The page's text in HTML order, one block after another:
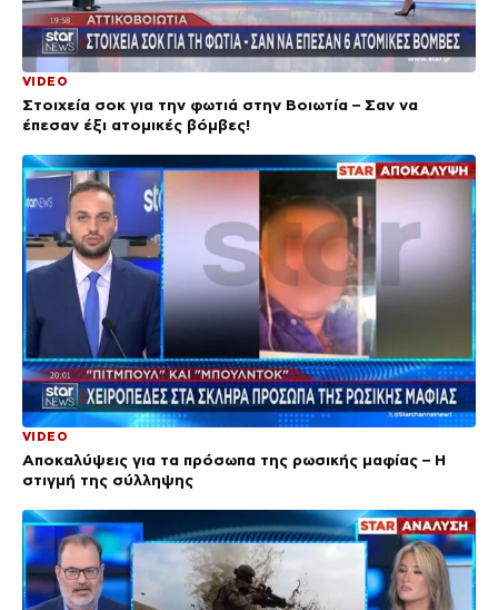
VIDEO
Στοιχεία σοκ για την φωτιά στην Βοιωτία – Σαν να
έπεσαν έξι ατομικές βόμβες!
VIDEO
Αποκαλύψεις για τα πρόσωπα της ρωσικής μαφίας – Η
στιγμή της σύλληψης